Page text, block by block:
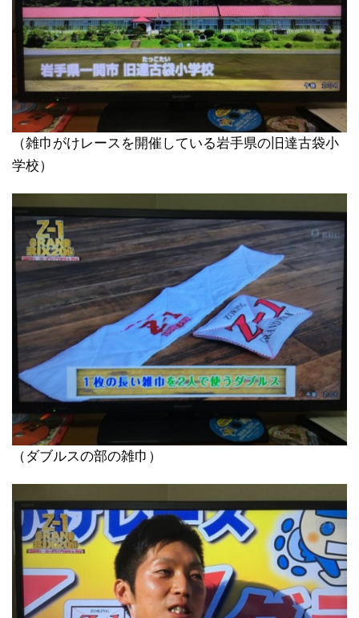
（雑巾がけレースを開催している岩手県の旧達古袋小
学校）
（ダブルスの部の雑巾）